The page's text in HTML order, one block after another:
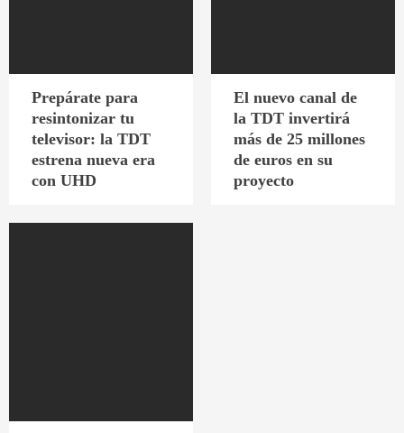
Prepárate para
resintonizar tu
televisor: la TDT
estrena nueva era
con UHD
El nuevo canal de
la TDT invertirá
más de 25 millones
de euros en su
proyecto